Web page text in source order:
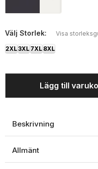
Välj Storlek: Visa
2XL3XL 7XL 8XL
Lägg till
Beskrivning
Allmänt